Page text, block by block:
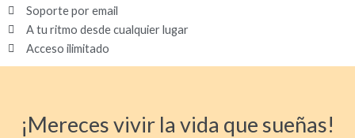
Soporte por email
A tu ritmo desde cualquier lugar
Acceso ilimitado
¡Mereces vivir la vida que sueñas!